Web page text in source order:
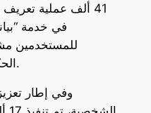
في خدمة
للمستخدمين
الحكومية بطريقة آمنة وموثوقة.
وفي إطار